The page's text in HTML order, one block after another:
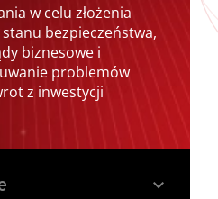
w celu złożenia
bezpieczeństwa,
biznesowe i
problemów
z inwestycji
expand_more